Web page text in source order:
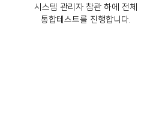
시스템 관리자 참관 하에 전체
통합테스트를 진행합니다.